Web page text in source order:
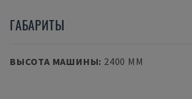
ГАБАРИТЫ
ВЫСОТА МАШИНЫ: 2400 MM